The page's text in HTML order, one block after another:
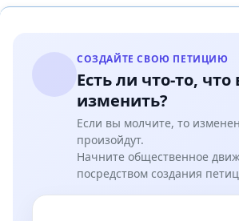
СОЗДАЙТЕ СВОЮ ПЕТИЦИЮ
Есть ли что-то,
изменить?
Если вы молчите, то
произойдут.
Начните общественное
посредством создания